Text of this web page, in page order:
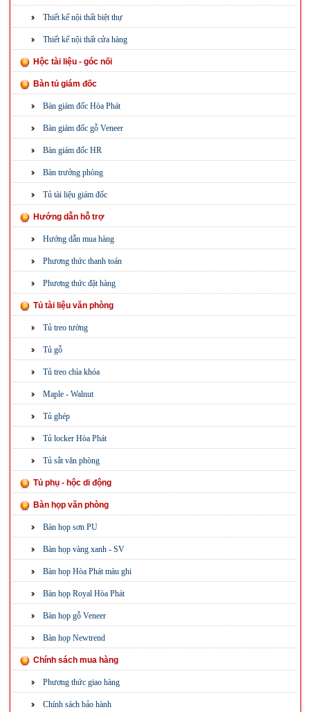
Thiết kế nội thất biệt thự
Thiết kế nội thất cửa hàng
Hộc tài liệu - góc nối
Bàn tủ giám đốc
Bàn giám đốc Hòa Phát
Bàn giám đốc gỗ Veneer
Bàn giám đốc HR
Bàn trưởng phòng
Tủ tài liệu giám đốc
Hướng dẫn hỗ trợ
Hướng dẫn mua hàng
Phương thức thanh toán
Phương thức đặt hàng
Tủ tài liệu văn phòng
Tủ treo tường
Tủ gỗ
Tủ treo chìa khóa
Maple - Walnut
Tủ ghép
Tủ locker Hòa Phát
Tủ sắt văn phòng
Tủ phụ - hộc di động
Bàn họp văn phòng
Bàn họp sơn PU
Bàn họp vàng xanh - SV
Bàn họp Hòa Phát màu ghi
Bàn họp Royal Hòa Phát
Bàn họp gỗ Veneer
Bàn họp Newtrend
Chính sách mua hàng
Phương thức giao hàng
Chính sách bảo hành